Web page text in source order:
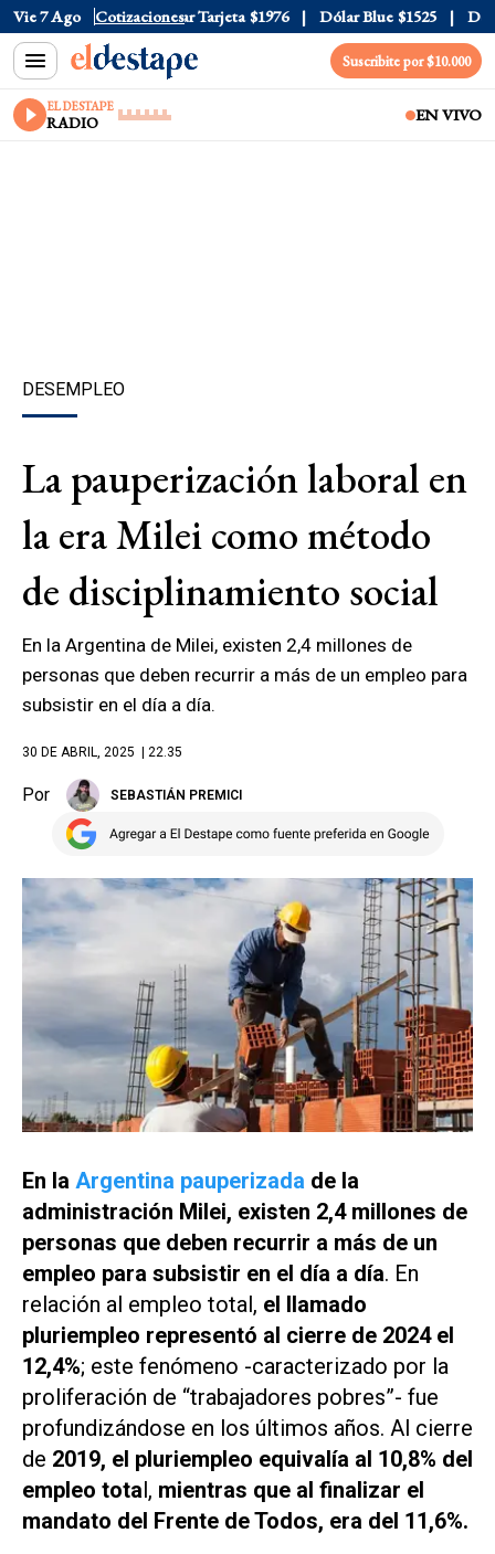
Vie 7 Ago Cotizaciones
Oficial $1520 Dólar Tarjeta $1976 Dólar Blue $1525 Dólar
Suscribite por $10.000
EL DESTAPE
RADIO EN VIVO
DESEMPLEO
La pauperización laboral en
la era Milei como método
de disciplinamiento social
En la Argentina de Milei, existen 2,4 millones de
personas que deben recurrir a más de un empleo para
subsistir en el día a día.
30 DE ABRIL, 2025 | 22.35
Por SEBASTIÁN PREMICI
En la Argentina pauperizada de la
administración Milei, existen 2,4 millones de
personas que deben recurrir a más de un
empleo para subsistir en el día a día. En
relación al empleo total, el llamado
pluriempleo representó al cierre de 2024 el
12,4%; este fenómeno -caracterizado por la
proliferación de “trabajadores pobres”- fue
profundizándose en los últimos años. Al cierre
de 2019, el pluriempleo equivalía al 10,8% del
empleo total, mientras que al finalizar el
mandato del Frente de Todos, era del 11,6%.